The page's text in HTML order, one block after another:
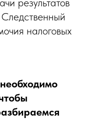
налоговых